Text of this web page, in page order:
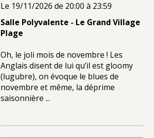
Le 19/11/2026 de 20:00 à 23:59
Salle Polyvalente - Le Grand Village
Plage
Oh, le joli mois de novembre ! Les
Anglais disent de lui qu’il est gloomy
(lugubre), on évoque le blues de
novembre et même, la déprime
saisonnière ...